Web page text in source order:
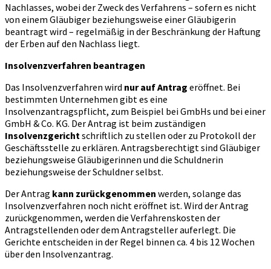
Nachlasses, wobei der Zweck des Verfahrens – sofern es nicht
von einem Gläubiger beziehungsweise einer Gläubigerin
beantragt wird – regelmäßig in der Beschränkung der Haftung
der Erben auf den Nachlass liegt.
Insolvenzverfahren beantragen
Das Insolvenzverfahren wird nur auf Antrag eröffnet. Bei
bestimmten Unternehmen gibt es eine
Insolvenzantragspflicht, zum Beispiel bei GmbHs und bei einer
GmbH & Co. KG. Der Antrag ist beim zuständigen
Insolvenzgerichtschriftlich zu stellen oder zu Protokoll der
Geschäftsstelle zu erklären. Antragsberechtigt sind Gläubiger
beziehungsweise Gläubigerinnen und die Schuldnerin
beziehungsweise der Schuldner selbst.
Der Antrag kann zurückgenommen werden, solange das
Insolvenzverfahren noch nicht eröffnet ist. Wird der Antrag
zurückgenommen, werden die Verfahrenskosten der
Antragstellenden oder dem Antragsteller auferlegt. Die
Gerichte entscheiden in der Regel binnen ca. 4 bis 12 Wochen
über den Insolvenzantrag.